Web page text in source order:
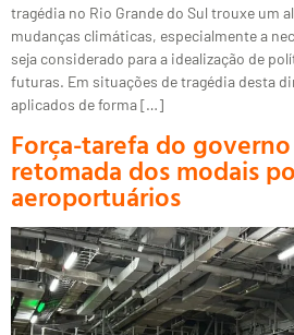
tragédia no Rio Grande do Sul trouxe um
mudanças climáticas, especialmente a
seja considerado para a idealização de
futuras. Em situações de tragédia desta
aplicados de forma […]
Força-tarefa do
retomada dos modais
aeroportuários